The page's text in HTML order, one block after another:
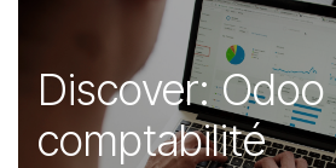
Discover: Odoo
comptabilité